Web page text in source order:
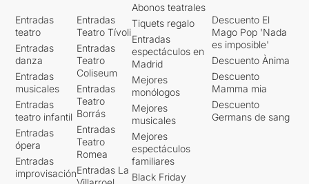
Entradas
teatro
Entradas
danza
Entradas
musicales
Entradas
teatro infantil
Entradas
ópera
Entradas
improvisación
Entradas
Teatro Tívoli
Entradas
Teatro
Coliseum
Entradas
Teatro
Borrás
Entradas
Teatro
Romea
Entradas La
Abonos teatrales
Tiquets regalo
Entradas
espectáculos en
Madrid
Mejores
monólogos
Mejores
musicales
Mejores
espectáculos
familiares
Black Friday
Descuento El
Mago Pop 'Nada
es imposible'
Descuento Ànima
Descuento
Mamma mia
Descuento
Germans de sang